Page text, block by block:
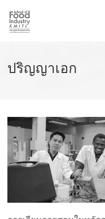
Skip
main
ปริญญาเอก